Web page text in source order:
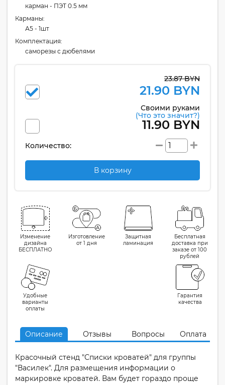
карман - ПЭТ 0.5 мм
Карманы:
А5 - 1шт
Комплектация:
cаморезы с дюбелями
23.87 BYN
21.90 BYN
Своими руками
(Что это значит?)
11.90 BYN
Количество:
В корзину
Изменение
дизайна
БЕСПЛАТНО
Изготовление
от 1 дня
Защитная
ламинация
Бесплатная
доставка при
заказе от 100
рублей
Удобные
варианты
оплаты
Гарантия
качества
Описание Отзывы Вопросы Оплата
Красочный стенд "Списки кроватей" для группы
"Василек". Для размещения информации о
маркировке кроватей. Вам будет гораздо проще